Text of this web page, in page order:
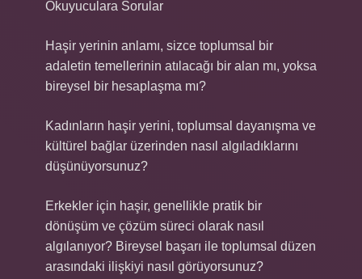
Okuyuculara Sorular
Haşir yerinin anlamı, sizce toplumsal bir
adaletin temellerinin atılacağı bir alan mı, yoksa
bireysel bir hesaplaşma mı?
Kadınların haşir yerini, toplumsal dayanışma ve
kültürel bağlar üzerinden nasıl algıladıklarını
düşünüyorsunuz?
Erkekler için haşir, genellikle pratik bir
dönüşüm ve çözüm süreci olarak nasıl
algılanıyor? Bireysel başarı ile toplumsal düzen
arasındaki ilişkiyi nasıl görüyorsunuz?